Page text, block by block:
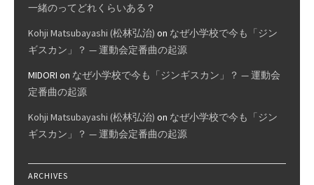
一緒のってどれくらいある？
Kohji Matsubayashi (松林弘治) on なぜ小学校で今も「ジン
ギスカン」？ — 運動会定番曲の起源
MIDORI on なぜ小学校で今も「ジンギスカン」？ — 運動会
定番曲の起源
Kohji Matsubayashi (松林弘治) on なぜ小学校で今も「ジン
ギスカン」？ — 運動会定番曲の起源
ARCHIVES